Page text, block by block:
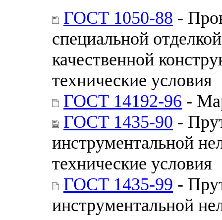
ГОСТ 1050-88 -
специальной
качественной
технические условия
ГОСТ 14192-96 -
ГОСТ 1435-90 -
инструментальной
технические условия
ГОСТ 1435-99 -
инструментальной